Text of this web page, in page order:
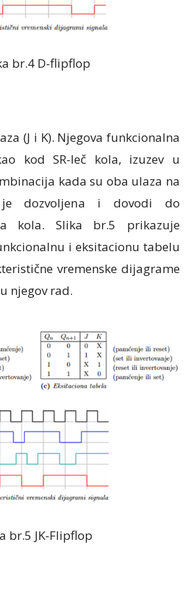
br.4 D-flipflop
(J i K). Njegova funkcionalna
kod SR-leč kola, izuzev u
kada su oba ulaza na
dozvoljena i dovodi do
kola. Slika br.5 prikazuje
i eksitacionu tabelu
vremenske dijagrame
njegov rad.
br.5 JK-Flipflop